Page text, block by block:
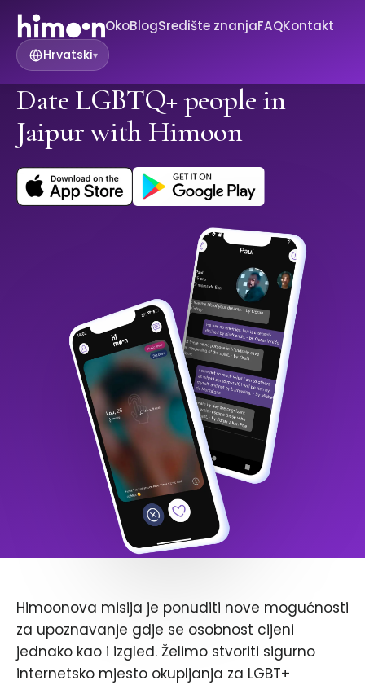
OkoBlogSredište znanjaFAQKontakt
Hrvatski▾
Date LGBTQ+ people in
Jaipur with Himoon
Himoonova misija je ponuditi nove mogućnosti
za upoznavanje gdje se osobnost cijeni
jednako kao i izgled. Želimo stvoriti sigurno
internetsko mjesto okupljanja za LGBT+